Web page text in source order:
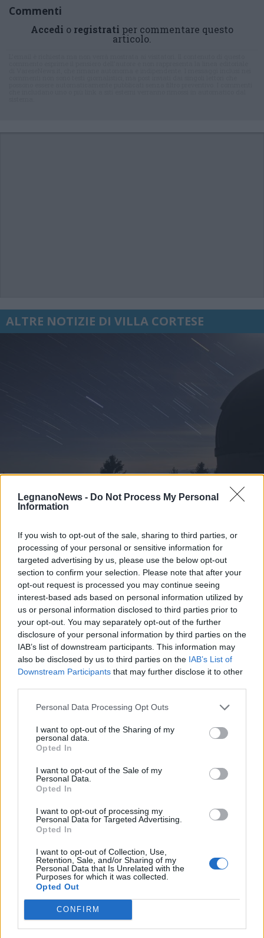
LegnanoNews - Do Not Process My Personal
Information
If you wish to opt-out of the sale, sharing to third parties, or
processing of your personal or sensitive information for
targeted advertising by us, please use the below opt-out
section to confirm your selection. Please note that after your
opt-out request is processed you may continue seeing
interest-based ads based on personal information utilized by
us or personal information disclosed to third parties prior to
your opt-out. You may separately opt-out of the further
disclosure of your personal information by third parties on the
IAB’s list of downstream participants. This information may
also be disclosed by us to third parties on the IAB’s List of
Downstream Participants that may further disclose it to other
Personal Data Processing Opt Outs
I want to opt-out of the Sharing of my
personal data.
Opted In
I want to opt-out of the Sale of my
Personal Data.
Opted In
I want to opt-out of processing my
Personal Data for Targeted Advertising.
Opted In
I want to opt-out of Collection, Use,
Retention, Sale, and/or Sharing of my
Personal Data that Is Unrelated with the
Purposes for which it was collected.
Opted Out
CONFIRM
Commenti
Accedi o registrati per commentare questo
articolo.
ALTRE NOTIZIE DI VILLA CORTESE
EVENTI
Tra stelle, trekking ed
enogastronomia e notte di San
Lorenzo. Dove vedere le stelle
cadenti in Lombardia
L’industria che resiste nell’Alto
Milanese. Spinta dal chimico-
plastico, ma l’export va ancora a
rilento